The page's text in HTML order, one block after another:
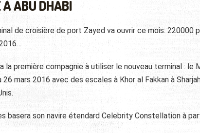
À ABU DHABI
de croisière de port Zayed va ouvrir ce mois: 220000
la première compagnie à utiliser le nouveau terminal :
26 mars 2016 avec des escales à Khor al Fakkan à
basera son navire étendard Celebrity Constellation à